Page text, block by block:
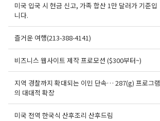
미국 입국 시 현금 신고, 가족 합산 1만 달러가 기준입
니다.
즐거운 여행(213-388-4141)
비즈니스 웹사이트 제작 프로모션 ($300부터~)
지역 경찰까지 확대되는 이민 단속… 287(g) 프로그램
의 대대적 확장
미국 전역 한국식 산후조리 산후드림